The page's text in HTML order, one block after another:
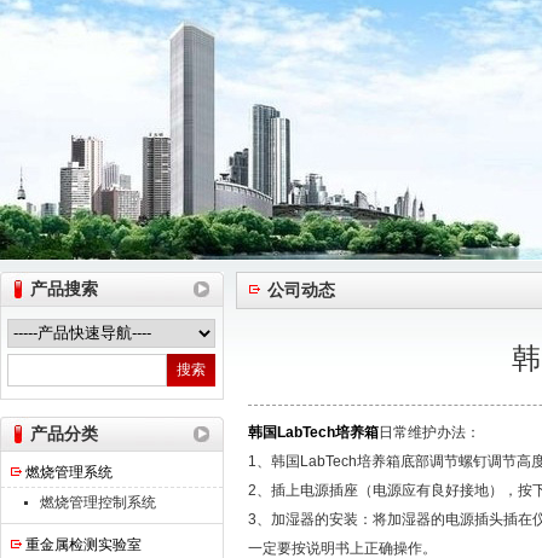
热之点实验室设备（上海）有限公司
产品搜索
产品分类
燃烧管理系统
燃烧管理控制系统
重金属检测实验室
公司动态
韩国LabTech培养箱日常维护办法：
1、韩国LabTech培养箱底部调节螺钉调节高
2、插上电源插座（电源应有良好接地），按
3、加湿器的安装：将加湿器的电源插头插在
一定要按说明书上正确操作。